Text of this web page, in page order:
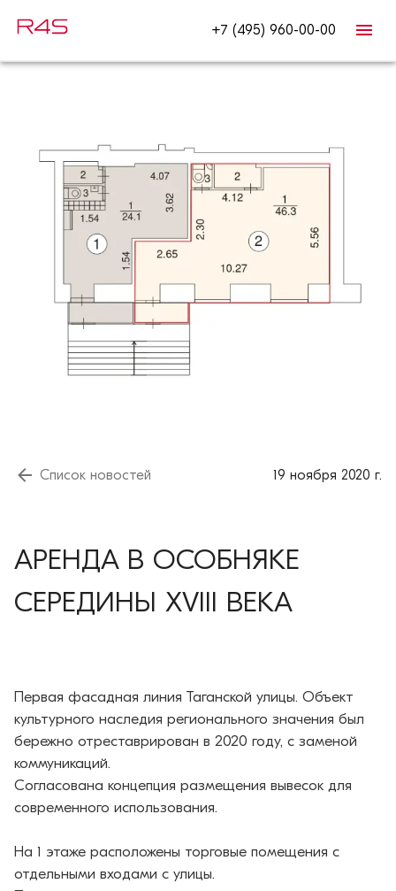
+7 (495) 960-00-00
Список новостей 19 ноября 2020 г.
АРЕНДА В ОСОБНЯКЕ
СЕРЕДИНЫ XVIII ВЕКА
Первая фасадная линия Таганской улицы. Объект
культурного наследия регионального значения был
бережно отреставрирован в 2020 году, с заменой
коммуникаций.
Согласована концепция размещения вывесок для
современного использования.
На 1 этаже расположены торговые помещения с
отдельными входами с улицы.